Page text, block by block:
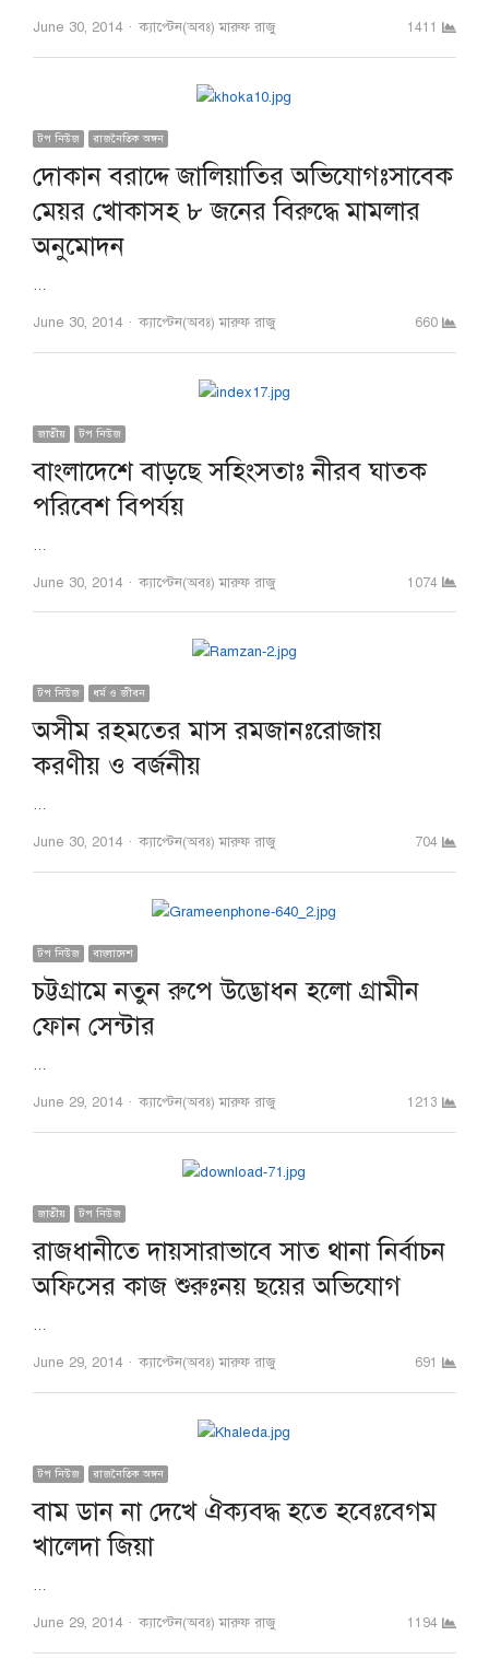
June 30, 2014 Author
ক্যাপ্টেন(অবঃ) মারুফ রাজু 1411
টপ নিউজ রাজনৈতিক অঙ্গন
দোকান বরাদ্দে জালিয়াতির অভিযোগঃসাবেক
মেয়র খোকাসহ ৮ জনের বিরুদ্ধে মামলার
অনুমোদন
…
June 30, 2014 Author
ক্যাপ্টেন(অবঃ) মারুফ রাজু 660
জাতীয় টপ নিউজ
বাংলাদেশে বাড়ছে সহিংসতাঃ নীরব ঘাতক
পরিবেশ বিপর্যয়
…
June 30, 2014 Author
ক্যাপ্টেন(অবঃ) মারুফ রাজু 1074
টপ নিউজ ধর্ম ও জীবন
অসীম রহমতের মাস রমজানঃরোজায়
করণীয় ও বর্জনীয়
…
June 30, 2014 Author
ক্যাপ্টেন(অবঃ) মারুফ রাজু 704
টপ নিউজ বাংলাদেশ
চট্টগ্রামে নতুন রুপে উদ্ভোধন হলো গ্রামীন
ফোন সেন্টার
…
June 29, 2014 Author
ক্যাপ্টেন(অবঃ) মারুফ রাজু 1213
জাতীয় টপ নিউজ
রাজধানীতে দায়সারাভাবে সাত থানা নির্বাচন
অফিসের কাজ শুরুঃনয় ছয়ের অভিযোগ
…
June 29, 2014 Author
ক্যাপ্টেন(অবঃ) মারুফ রাজু 691
টপ নিউজ রাজনৈতিক অঙ্গন
বাম ডান না দেখে ঐক্যবদ্ধ হতে হবেঃবেগম
খালেদা জিয়া
…
June 29, 2014 Author
ক্যাপ্টেন(অবঃ) মারুফ রাজু 1194